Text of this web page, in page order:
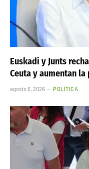
Euskadi y Junts
Ceuta y aumentan
agosto 6, 2026 POLÍTICA